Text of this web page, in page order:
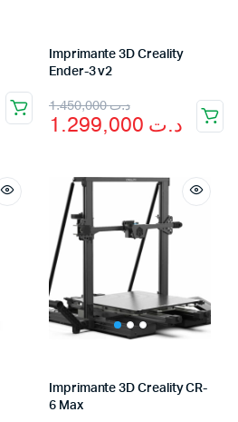
Imprimante 3D Creality
Ender-3 v2
د.ت1.450,000
Original
price
د.ت
Current
price
Imprimante 3D Creality CR-
6 Max